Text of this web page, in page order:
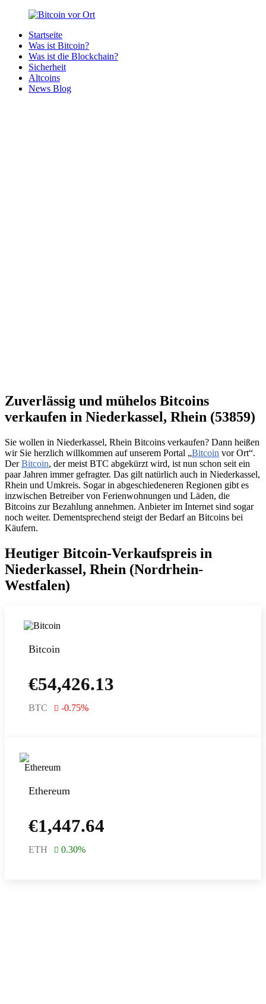
Zurück
Inhalt
Bitcoin
Bitcoins
deiner
Region
Startseite
Was ist Bitcoin?
Was ist die Blockchain?
Sicherheit
Altcoins
News Blog
Zuverlässig und mühelos Bitcoins
verkaufen in Niederkassel, Rhein (53859)
Sie wollen in Niederkassel, Rhein Bitcoins verkaufen? Dann heißen
wir Sie herzlich willkommen auf unserem Portal „Bitcoin vor Ort“.
DerBitcoin, der meist BTC abgekürzt wird, ist nun schon seit ein
paar Jahren immer gefragter. Das gilt natürlich auch in Niederkassel,
Rhein und Umkreis. Sogar in abgeschiedeneren Regionen gibt es
inzwischen Betreiber von Ferienwohnungen und Läden, die
Bitcoins zur Bezahlung annehmen. Anbieter im Internet sind sogar
noch weiter. Dementsprechend steigt der Bedarf an Bitcoins bei
Käufern.
Heutiger Bitcoin-Verkaufspreis in
Niederkassel, Rhein (Nordrhein-
Westfalen)
Bitcoin
€54,426.13
BTC -0.75%
Ethereum
€1,447.64
ETH 0.30%